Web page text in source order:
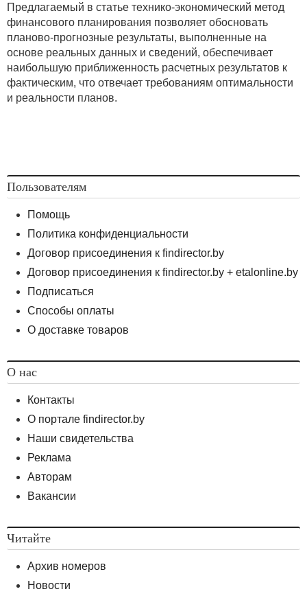
Предлагаемый в статье технико-экономический метод
финансового планирования позволяет обосновать
планово-прогнозные результаты, выполненные на
основе реальных данных и сведений, обеспечивает
наибольшую приближенность расчетных результатов к
фактическим, что отвечает требованиям оптимальности
и реальности планов.
Пользователям
Помощь
Политика конфиденциальности
Договор присоединения к findirector.by
Договор присоединения к findirector.by + etalonline.by
Подписаться
Способы оплаты
О доставке товаров
О нас
Контакты
О портале findirector.by
Наши свидетельства
Реклама
Авторам
Вакансии
Читайте
Архив номеров
Новости